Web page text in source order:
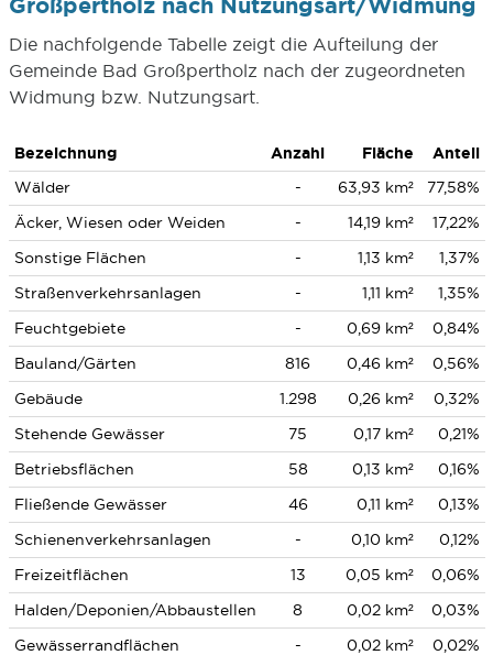
Die nachfolgende Tabelle zeigt die Aufteilung der
Gemeinde Bad Großpertholz nach der zugeordneten
Widmung bzw. Nutzungsart.
Bezeichnung Anzahl Fläche
Anteil
Wälder
- 63,93 km²
77,58%
Äcker, Wiesen oder Weiden
- 14,19 km²
17,22%
Sonstige Flächen
- 1,13 km²
1,37%
Straßenverkehrsanlagen
- 1,11 km²
1,35%
Feuchtgebiete
- 0,69 km²
0,84%
Bauland/Gärten
816 0,46 km²
0,56%
Gebäude
1.298 0,26 km²
0,32%
Stehende Gewässer
75 0,17 km²
0,21%
Betriebsflächen
58 0,13 km²
0,16%
Fließende Gewässer
46 0,11 km²
0,13%
Schienenverkehrsanlagen
- 0,10 km²
0,12%
Freizeitflächen
13 0,05 km²
0,06%
Halden/Deponien/Abbaustellen
8 0,02 km²
0,03%
Gewässerrandflächen
- 0,02 km²
0,02%